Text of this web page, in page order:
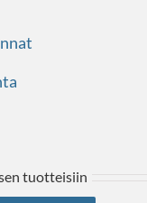
tuotteisiin